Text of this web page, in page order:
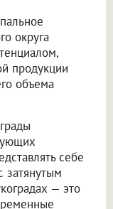
округа
продукции
объема
себе
затянутым
— это